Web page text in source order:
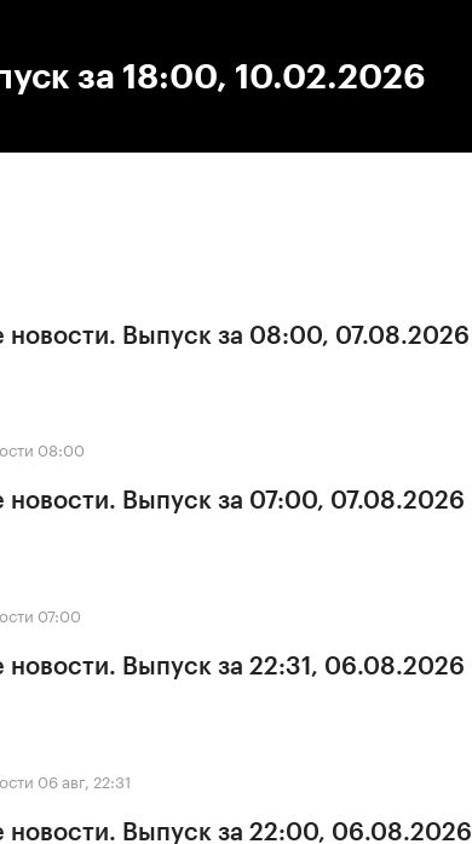
за 18:00, 10.02.2026
новости. Выпуск за 08:00, 07.08.2026
08:00
новости. Выпуск за 07:00, 07.08.2026
07:00
новости. Выпуск за 22:31, 06.08.2026
06 авг, 22:31
новости. Выпуск за 22:00, 06.08.2026